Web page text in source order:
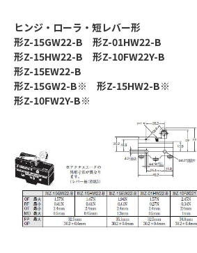
ヒンジ・ローラ・短レバー形
形Z-15GW22-B 形Z-01HW22-B
形Z-15HW22-B 形Z-10FW22Y-B
形Z-15EW22-B
形Z-15GW2-B※ 形Z-15HW2-B※
形Z-10FW2Y-B※